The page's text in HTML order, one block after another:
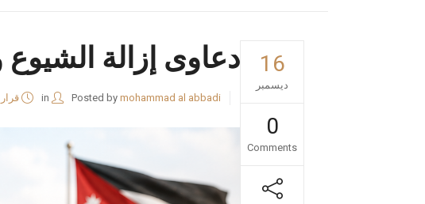
16
ديسمبر
0
Comments
دعاوى إزالة الشيوع
Posted by mohammad al abbadi
in